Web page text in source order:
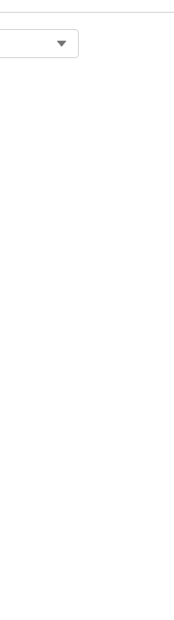
Com o Explorador de
dados para garantir que